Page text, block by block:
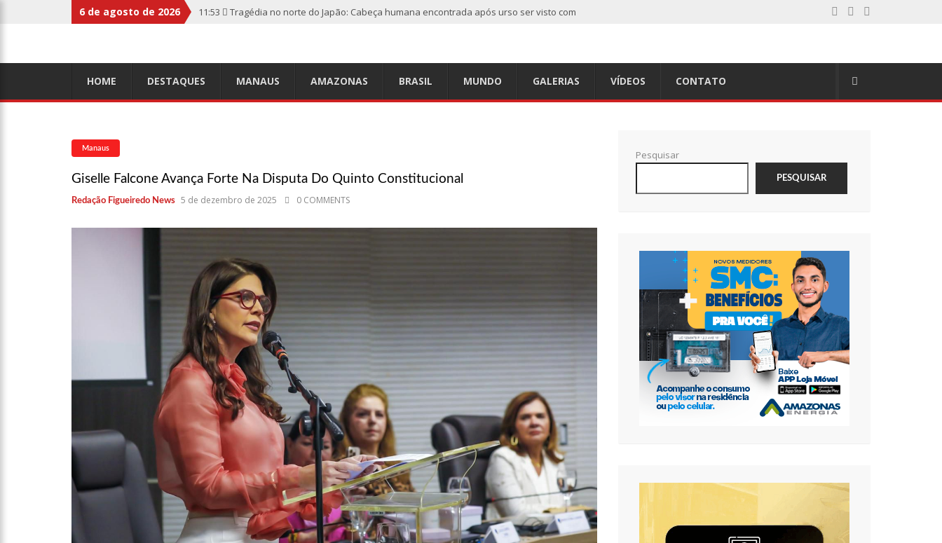
6 de agosto de 2026 11:53
Tragédia no norte do Japão: Cabeça humana encontrada após urso ser visto com
relembre os fatos
10:32 Rússia destrói grandes depósitos de armas da OTAN na Ucrânia
aliados
10:11 Homem é executado a tiros dentro da própria residência em Manaus
10:00 Linha Direta exibe vídeo com o corpo do menino Henry Borel
15:34 Faustão deixa Band após 1 ano e meio na emissora
12:49 Padrasto é pego assinando OnlyFans de enteada: “Me via fazendo sexo”
12:24 Vídeo de Zezé di Camargo desafinando viraliza e fãs lamentam: “Luto”
11:43 Postos serão fiscalizados para garantir queda nos preços, diz ministro
HOME DESTAQUES MANAUS AMAZONAS BRASIL MUNDO GALERIAS VÍDEOS CONTATO
Manaus
Giselle Falcone Avança Forte Na Disputa Do Quinto Constitucional
Redação Figueiredo News 5 de dezembro de 2025 0 COMMENTS
Pesquisar
PESQUISAR